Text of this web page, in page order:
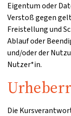
Eigentum oder
Verstoß gegen
Freistellung und
Ablauf oder
und/oder der
Nutzer*in.
Die